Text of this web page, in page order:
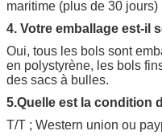
maritime (plus de 30 jours)
4. Votre emballage est-il
Oui, tous les bols sont
en polystyrène, les bols
des sacs à bulles.
5.Quelle est la condition
T/T ; Western union ou